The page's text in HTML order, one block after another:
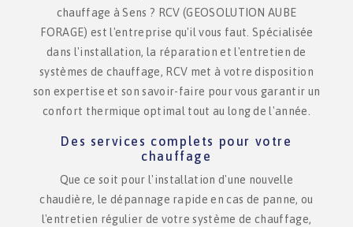
chauffage à Sens ? RCV (GEOSOLUTION AUBE
FORAGE) est l'entreprise qu'il vous faut. Spécialisée
dans l'installation, la réparation et l'entretien de
systèmes de chauffage, RCV met à votre disposition
son expertise et son savoir-faire pour vous garantir un
confort thermique optimal tout au long de l'année.
Des services complets pour votre
chauffage
Que ce soit pour l'installation d'une nouvelle
chaudière, le dépannage rapide en cas de panne, ou
l'entretien régulier de votre système de chauffage,